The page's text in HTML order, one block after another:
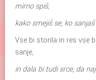
mirno spiš,
kako smejiš se, ko
Vse bi storila in res vse
sanje,
in dala bi tudi srce, da